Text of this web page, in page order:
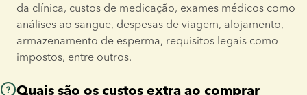
da clínica, custos de medicação, exames médicos como
análises ao sangue, despesas de viagem, alojamento,
armazenamento de esperma, requisitos legais como
impostos, entre outros.
Quais são os custos extra ao comprar